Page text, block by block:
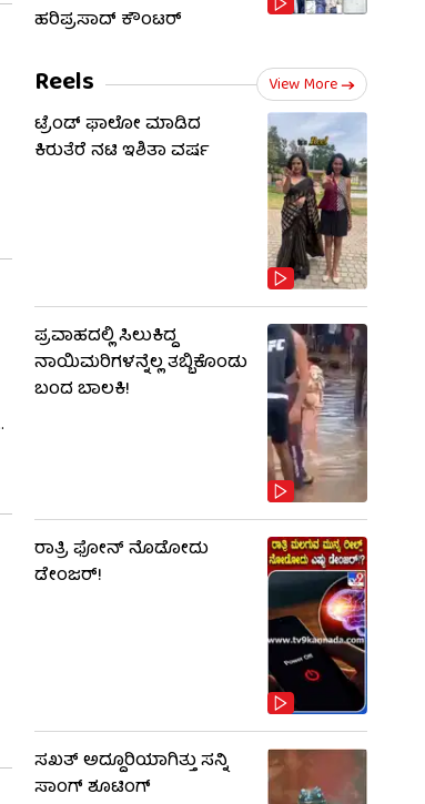
ಹರಿಪ್ರಸಾದ್ ಕೌಂಟರ್​​
Reels View More
ಟ್ರೆಂಡ್​​ ಫಾಲೋ ಮಾಡಿದ
ಕಿರುತೆರೆ ನಟಿ ಇಶಿತಾ ವರ್ಷ
ಪ್ರವಾಹದಲ್ಲಿ ಸಿಲುಕಿದ್ದ
ನಾಯಿಮರಿಗಳನ್ನೆಲ್ಲ ತಬ್ಬಿಕೊಂಡು
ಬಂದ ಬಾಲಕಿ!
ರಾತ್ರಿ ಫೋನ್​​ ನೊಡೋದು
ಡೇಂಜರ್!
ಸಖತ್ ಅದ್ದೂರಿಯಾಗಿತ್ತು ಸನ್ನಿ
ಸಾಂಗ್ ಶೂಟಿಂಗ್